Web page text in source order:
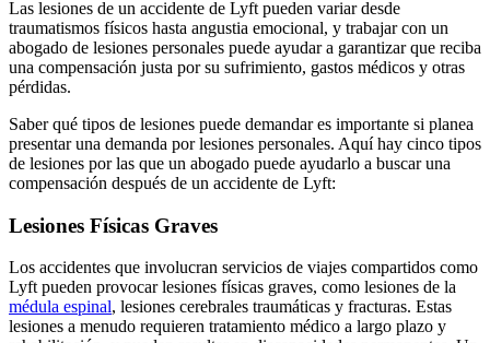
Las lesiones de un accidente de Lyft pueden variar desde
traumatismos físicos hasta angustia emocional, y trabajar con un
abogado de lesiones personales puede ayudar a garantizar que reciba
una compensación justa por su sufrimiento, gastos médicos y otras
pérdidas.
Saber qué tipos de lesiones puede demandar es importante si planea
presentar una demanda por lesiones personales. Aquí hay cinco tipos
de lesiones por las que un abogado puede ayudarlo a buscar una
compensación después de un accidente de Lyft:
Lesiones Físicas Graves
Los accidentes que involucran servicios de viajes compartidos como
Lyft pueden provocar lesiones físicas graves, como lesiones de la
médula espinal, lesiones cerebrales traumáticas y fracturas. Estas
lesiones a menudo requieren tratamiento médico a largo plazo y